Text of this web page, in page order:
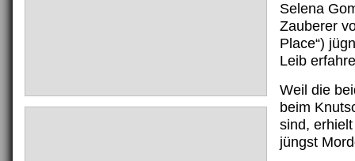
Selena
Zauberer
Place“)
Leib
Weil die
beim
sind,
jüngst